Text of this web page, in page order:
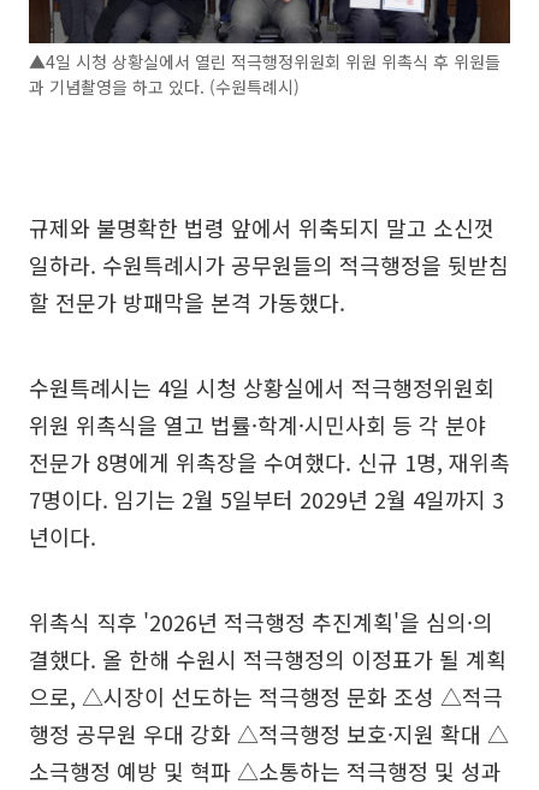
▲4일 시청 상황실에서 열린 적극행정위원회 위원 위촉식 후 위원들
과 기념촬영을 하고 있다. (수원특례시)
규제와 불명확한 법령 앞에서 위축되지 말고 소신껏
일하라. 수원특례시가 공무원들의 적극행정을 뒷받침
할 전문가 방패막을 본격 가동했다.
수원특례시는 4일 시청 상황실에서 적극행정위원회
위원 위촉식을 열고 법률·학계·시민사회 등 각 분야
전문가 8명에게 위촉장을 수여했다. 신규 1명, 재위촉
7명이다. 임기는 2월 5일부터 2029년 2월 4일까지 3
년이다.
위촉식 직후 '2026년 적극행정 추진계획'을 심의·의
결했다. 올 한해 수원시 적극행정의 이정표가 될 계획
으로, △시장이 선도하는 적극행정 문화 조성 △적극
행정 공무원 우대 강화 △적극행정 보호·지원 확대 △
소극행정 예방 및 혁파 △소통하는 적극행정 및 성과